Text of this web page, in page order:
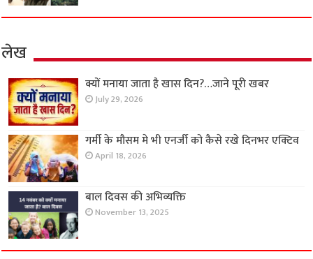
लेख
क्यों मनाया जाता है खास दिन?…जाने पूरी खबर
July 29, 2026
गर्मी के मौसम मे भी एनर्जी को कैसे रखे दिनभर एक्टिव
April 18, 2026
बाल दिवस की अभिव्यक्ति
November 13, 2025